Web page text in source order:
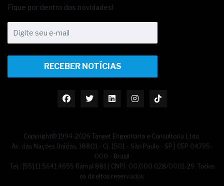
Fique por dentro das novidades!
RECEBER NOTÍCIAS
Copyright© 1994-2026 Target Engenharia e Consultoria Ltda.
Av. das Nações Unidas, 18801 - Cj. 1501 - São Paulo - SP | CEP 04795-
000 - Brasil
Tel.: [55] 11 5641.4655 Ramal 881 | CNPJ: 00.000.028/0001-29. Todos
os direitos reservados.